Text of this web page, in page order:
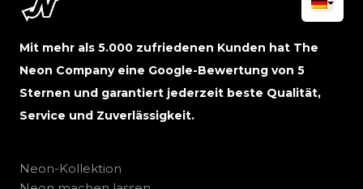
Mit mehr als 5.000 zufriedenen Kunden hat The
Neon Company eine Google-Bewertung von 5
Sternen und garantiert jederzeit beste Qualität,
Service und Zuverlässigkeit.
Neon-Kollektion